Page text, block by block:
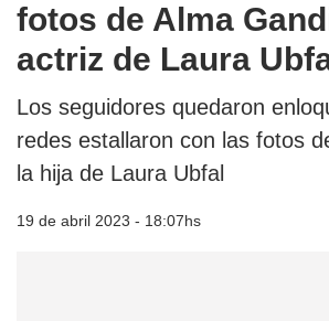
fotos de Alma
actriz de Laura
Los seguidores quedaron
redes estallaron con las fotos
la hija de Laura Ubfal
19 de abril 2023 - 18:07hs